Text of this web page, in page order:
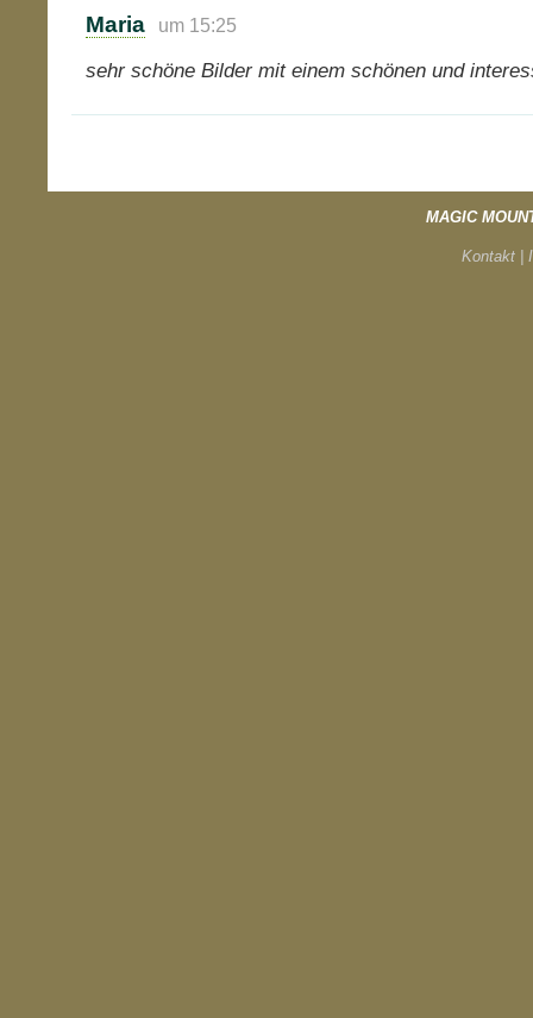
Maria um 15:25
sehr schöne Bilder mit einem schönen und
MAGIC
Kontakt |